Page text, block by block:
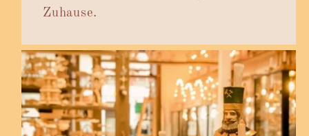
Zuhause.